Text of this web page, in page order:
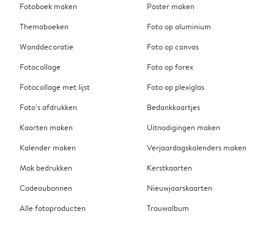
Fotoboek maken
Themaboeken
Wanddecoratie
Fotocollage
Fotocollage met lijst
Foto’s afdrukken
Kaarten maken
Kalender maken
Mok bedrukken
Cadeaubonnen
Alle fotoproducten
Poster maken
Foto op aluminium
Foto op canvas
Foto op forex
Foto op plexiglas
Bedankkaartjes
Uitnodigingen maken
Verjaardagskalenders maken
Kerstkaarten
Nieuwjaarskaarten
Trouwalbum